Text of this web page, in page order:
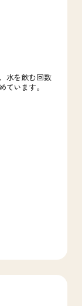
水を飲む回数
ています。